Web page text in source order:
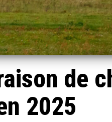
de
2025